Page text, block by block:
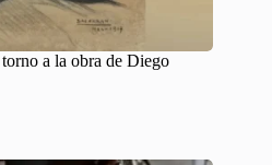
a la obra de Diego